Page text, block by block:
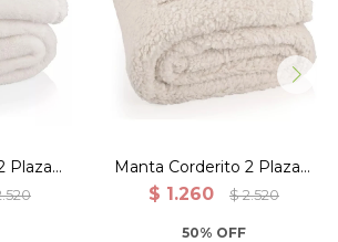
Plazas-
Manta corderito 180x200
Blanco corderito
Manta Corderito 2 Plazas-
Blanco corderito -
$ 1.260 $ 2.520
50% OFF